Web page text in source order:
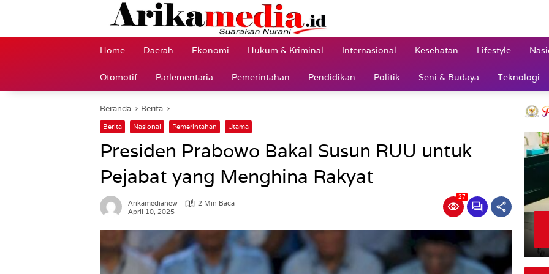
Home Daerah Ekonomi Hukum & Kriminal Internasional Kesehatan Lifestyle
Otomotif Parlementaria Pemerintahan Pendidikan Politik Seni & Budaya Teknologi
Beranda Berita
Berita Nasional Pemerintahan Utama
Presiden Prabowo Bakal Susun RUU untuk
Pejabat yang Menghina Rakyat
Arikamedianew
2 Min Baca
April 10, 2025
27